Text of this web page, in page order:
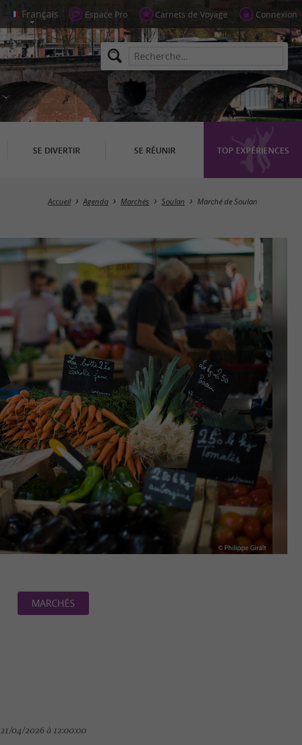
Espace Pro Carnets de Voyage Connexion
SE DIVERTIR SE RÉUNIR TOP EXPÉRIENCES
Accueil Agenda Marchés Soulan Marché de Soulan
MARCHÉS
21/04/2026 à 12:00:00